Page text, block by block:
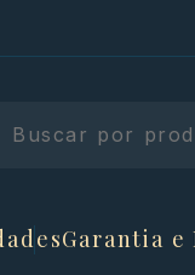
Garantia e